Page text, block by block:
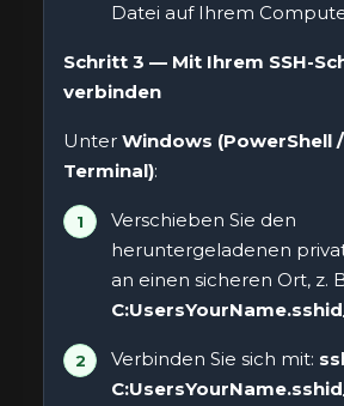
Datei auf Ihrem
Schritt 3 — Mit Ihrem SSH-
verbinden
Unter Windows (PowerShell
Terminal):
Verschieben Sie den
heruntergeladenen
an einen sicheren Ort, z.
Verbinden Sie sich mit: